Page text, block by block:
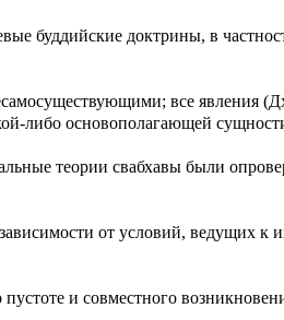
буддийские доктрины, в
все явления
либо основополагающей
теории свабхавы были
от условий, ведущих к
и совместного